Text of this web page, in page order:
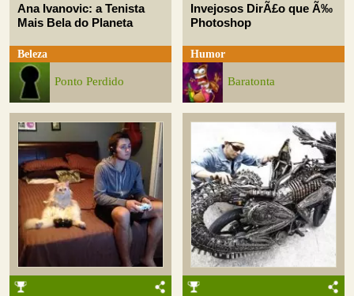
Ana Ivanovic: a Tenista
Mais Bela do Planeta
Beleza
Ponto Perdido
Invejosos DirÃ£o que Ã‰
Photoshop
Humor
Baratonta